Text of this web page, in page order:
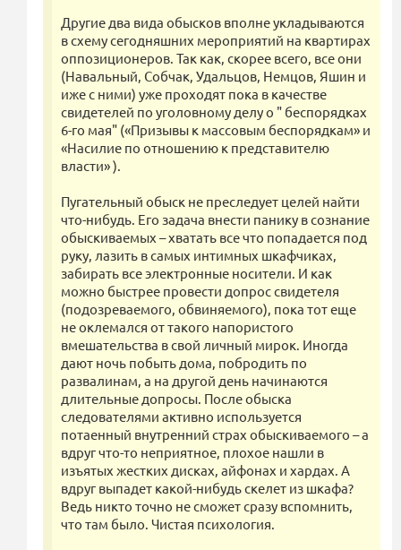
Другие два вида обысков вполне укладываются
в схему сегодняшних мероприятий на квартирах
оппозиционеров. Так как, скорее всего, все они
(Навальный, Собчак, Удальцов, Немцов, Яшин и
иже с ними) уже проходят пока в качестве
свидетелей по уголовному делу о " беспорядках
6-го мая" («Призывы к массовым беспорядкам» и
«Насилие по отношению к представителю
власти» ).
Пугательный обыск не преследует целей найти
что-нибудь. Его задача внести панику в сознание
обыскиваемых – хватать все что попадается под
руку, лазить в самых интимных шкафчиках,
забирать все электронные носители. И как
можно быстрее провести допрос свидетеля
(подозреваемого, обвиняемого), пока тот еще
не оклемался от такого напористого
вмешательства в свой личный мирок. Иногда
дают ночь побыть дома, побродить по
развалинам, а на другой день начинаются
длительные допросы. После обыска
следователями активно используется
потаенный внутренний страх обыскиваемого – а
вдруг что-то неприятное, плохое нашли в
изъятых жестких дисках, айфонах и хардах. А
вдруг выпадет какой-нибудь скелет из шкафа?
Ведь никто точно не сможет сразу вспомнить,
что там было. Чистая психология.